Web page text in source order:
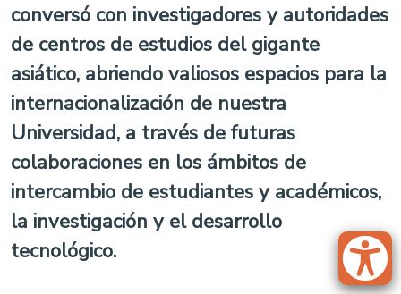
conversó con investigadores y autoridades
de centros de estudios del gigante
asiático, abriendo valiosos espacios para la
internacionalización de nuestra
Universidad, a través de futuras
colaboraciones en los ámbitos de
intercambio de estudiantes y académicos,
la investigación y el desarrollo
tecnológico.